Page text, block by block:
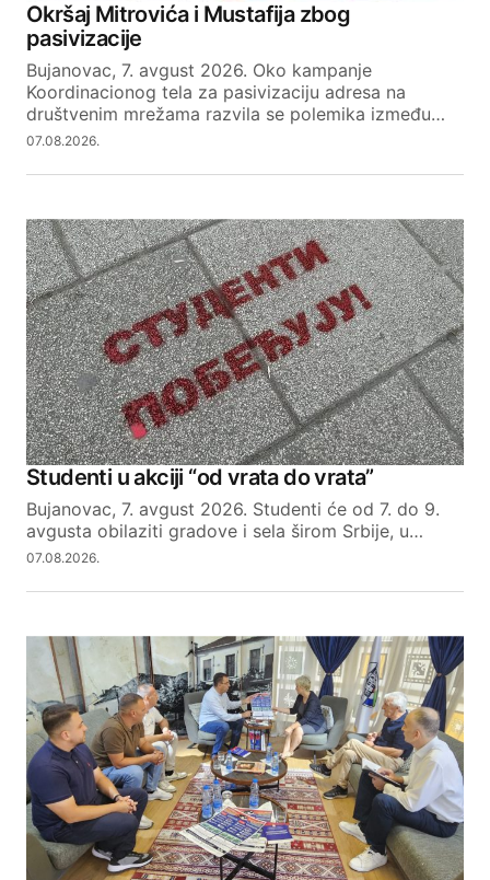
Your E-mail
SUBMIT COMMENT
Okršaj Mitrovića i Mustafija zbog
pasivizacije
Bujanovac, 7. avgust 2026. Oko kampanje
Koordinacionog tela za pasivizaciju adresa na
društvenim mrežama razvila se polemika između…
07.08.2026.
Studenti u akciji “od vrata do vrata”
Bujanovac, 7. avgust 2026. Studenti će od 7. do 9.
avgusta obilaziti gradove i sela širom Srbije, u…
07.08.2026.